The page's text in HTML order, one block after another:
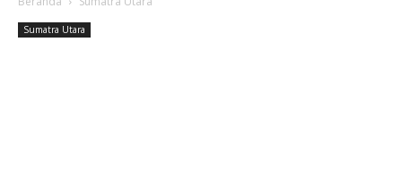
Sumatra Utara